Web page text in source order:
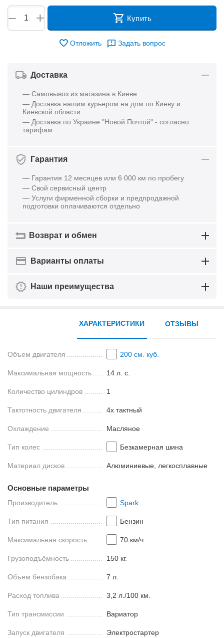
+
− Купить
Отложить Задать вопрос
Доставка
— Самовывоз из магазина в Киеве
— Доставка нашим курьером на дом по Киеву и
Киевской области
— Доставка по Украине "Новой Почтой" - согласно
тарифам
Гарантия
— Гарантия 12 месяцев или 6 000 км по пробегу
— Свой сервисный центр
— Услуги фирменной сборки и предпродажной
подготовки оплачиваются отдельно
Возврат и обмен
Варианты оплаты
Наши преимущества
ХАРАКТЕРИСТИКИ
Объем двигателя 200 см. куб.
Максимальная мощность 14 л. с.
Количество цилиндров 1
Тактотность двигателя 4х тактный
Охлаждение Масляное
Тип колес Безкамерная шина
Материал дисков Алюминиевые, легкосплавные
Основные параметры
Производитель Spark
Тип питания Бензин
Максимальная скорость 70 км/ч
Грузоподъёмность 150 кг.
Объем бензобака 7 л.
Расход топлива 3,2 л./100 км.
Тип трансмиссии Вариатор
Запуск двигателя Электростартер
ОТЗЫВЫ